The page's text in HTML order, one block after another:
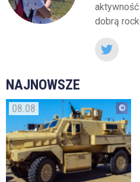
dobrą
NAJNOWSZE
08.08